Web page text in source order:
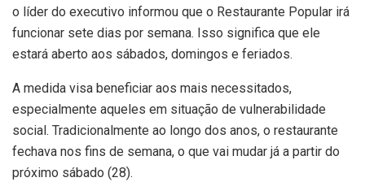
o líder do executivo informou que o Restaurante Popular irá
funcionar sete dias por semana. Isso significa que ele
estará aberto aos sábados, domingos e feriados.
A medida visa beneficiar aos mais necessitados,
especialmente aqueles em situação de vulnerabilidade
social. Tradicionalmente ao longo dos anos, o restaurante
fechava nos fins de semana, o que vai mudar já a partir do
próximo sábado (28).